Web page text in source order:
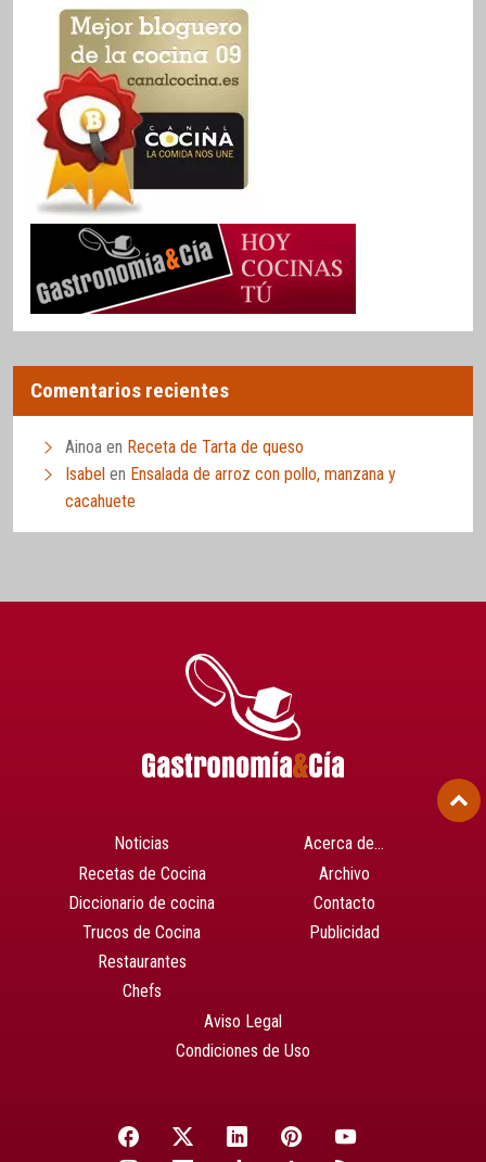
Comentarios recientes
Ainoa en Receta de Tarta de queso
Isabel en Ensalada de arroz con pollo, manzana y
cacahuete
Noticias
Recetas de Cocina
Diccionario de cocina
Trucos de Cocina
Restaurantes
Chefs
Acerca de…
Archivo
Contacto
Publicidad
Aviso Legal
Condiciones de Uso